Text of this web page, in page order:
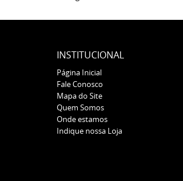
INSTITUCIONAL
Página Inicial
Fale Conosco
Mapa do Site
Quem Somos
Onde estamos
Indique nossa Loja